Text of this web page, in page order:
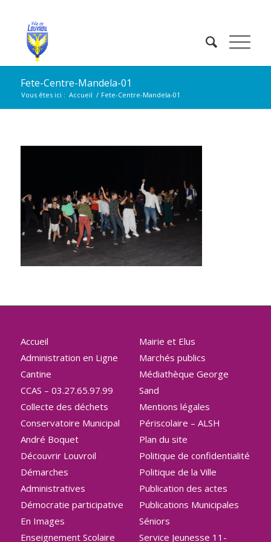
Fete-Centre-Mandela-01
Vous êtes ici : Accueil / Fete-Centre-Mandela-01
Accueil
Administration en Ligne
Cantine
CCAS – 03.27.65.97.99
Collecte des déchets
Conservatoire Municipal
André Boquet
Découvrir Louvroil
Démarches
Administratives
Démocratie participative
En Images
Enseignement Scolaire
Mairie et Elus
Marchés publics
Médiathèque George
Sand
Mentions légales
Périscolaire – ALSH
Plan du site
Politique de confidentialité
Politique de la Ville
Publication des actes
Publications Municipales
Séniors
Service Jeunesse 11-